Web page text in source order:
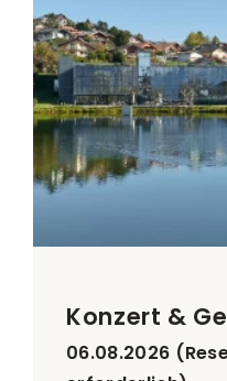
Konzert &
06.08.2026